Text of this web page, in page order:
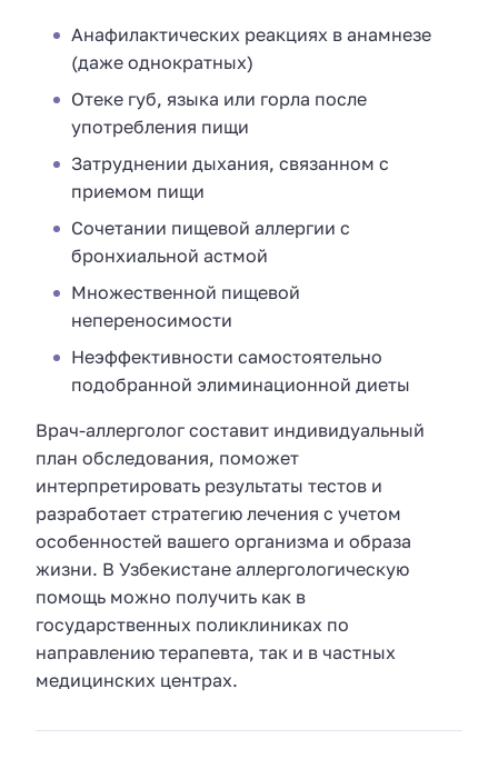
Анафилактических реакциях в анамнезе
(даже однократных)
Отеке губ, языка или горла после
употребления пищи
Затруднении дыхания, связанном с
приемом пищи
Сочетании пищевой аллергии с
бронхиальной астмой
Множественной пищевой
непереносимости
Неэффективности самостоятельно
подобранной элиминационной диеты
Врач-аллерголог составит индивидуальный
план обследования, поможет
интерпретировать результаты тестов и
разработает стратегию лечения с учетом
особенностей вашего организма и образа
жизни. В Узбекистане аллергологическую
помощь можно получить как в
государственных поликлиниках по
направлению терапевта, так и в частных
медицинских центрах.